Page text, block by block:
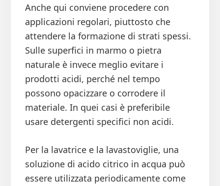
Anche qui conviene procedere con
applicazioni regolari, piuttosto che
attendere la formazione di strati spessi.
Sulle superfici in marmo o pietra
naturale è invece meglio evitare i
prodotti acidi, perché nel tempo
possono opacizzare o corrodere il
materiale. In quei casi è preferibile
usare detergenti specifici non acidi.
Per la lavatrice e la lavastoviglie, una
soluzione di acido citrico in acqua può
essere utilizzata periodicamente come